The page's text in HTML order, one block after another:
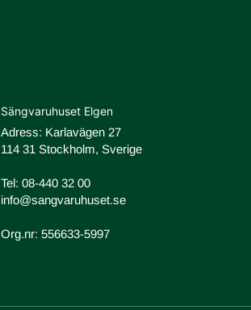
Sängvaruhuset Elgen
Adress: Karlavägen 27
114 31 Stockholm, Sverige
Tel: 08-440 32 00
info@sangvaruhuset.se
Org.nr: 556633-5997